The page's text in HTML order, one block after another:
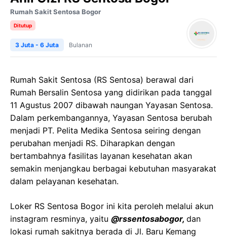
Rumah Sakit Sentosa Bogor
Ditutup
3 Juta - 6 Juta Bulanan
Rumah Sakit Sentosa (RS Sentosa) berawal dari
Rumah Bersalin Sentosa yang didirikan pada tanggal
11 Agustus 2007 dibawah naungan Yayasan Sentosa.
Dalam perkembangannya, Yayasan Sentosa berubah
menjadi PT. Pelita Medika Sentosa seiring dengan
perubahan menjadi RS. Diharapkan dengan
bertambahnya fasilitas layanan kesehatan akan
semakin menjangkau berbagai kebutuhan masyarakat
dalam pelayanan kesehatan.
Loker RS Sentosa Bogor ini kita peroleh melalui akun
instagram resminya, yaitu @rssentosabogor, dan
lokasi rumah sakitnya berada di Jl. Baru Kemang